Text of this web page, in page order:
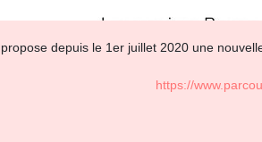
depuis le 1er juillet 2020 une
https://